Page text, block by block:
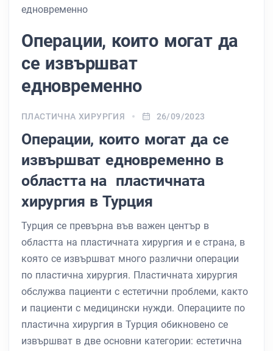
едновременно
Операции, които могат да
се извършват
едновременно
ПЛАСТИЧНА ХИРУРГИЯ 26/09/2023
Операции, които могат да се
извършват едновременно в
областта на пластичната
хирургия в Турция
Турция се превърна във важен център в
областта на пластичната хирургия и е страна, в
която се извършват много различни операции
по пластична хирургия. Пластичната хирургия
обслужва пациенти с естетични проблеми, както
и пациенти с медицински нужди. Операциите по
пластична хирургия в Турция обикновено се
извършват в две основни категории: естетична